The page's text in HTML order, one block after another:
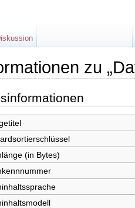
zu
(in Bytes)